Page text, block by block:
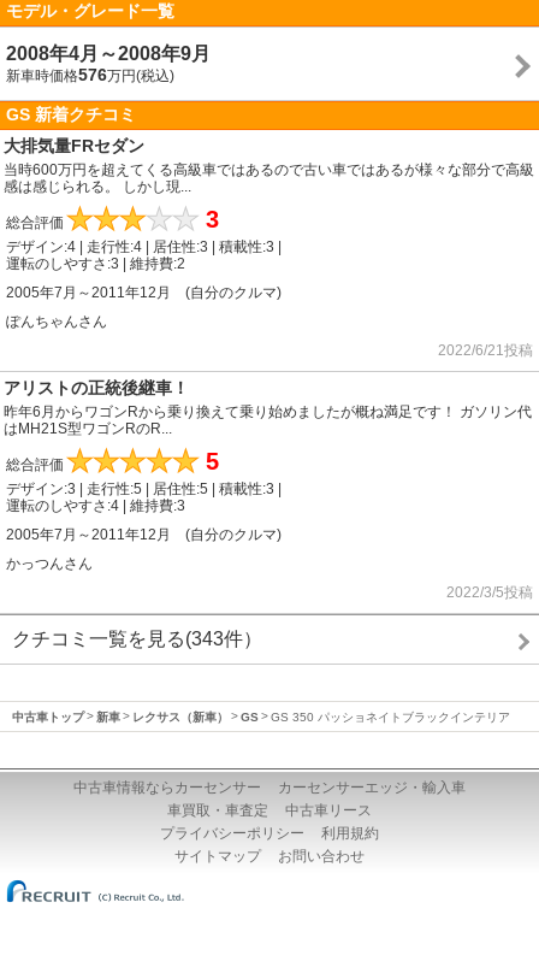
モデル・グレード一覧
2008年4月～2008年9月
新車時価格576万円(税込)
GS 新着クチコミ
大排気量FRセダン
当時600万円を超えてくる高級車ではあるので古い車ではあるが様々な部分で高級
感は感じられる。 しかし現...
総合評価 ★★★★★ 3
デザイン:4 | 走行性:4 | 居住性:3 | 積載性:3 |
運転のしやすさ:3 | 維持費:2
2005年7月～2011年12月 (自分のクルマ)
ぽんちゃんさん
2022/6/21投稿
アリストの正統後継車！
昨年6月からワゴンRから乗り換えて乗り始めましたが概ね満足です！ ガソリン代
はMH21S型ワゴンRのR...
総合評価 ★★★★★ 5
デザイン:3 | 走行性:5 | 居住性:5 | 積載性:3 |
運転のしやすさ:4 | 維持費:3
2005年7月～2011年12月 (自分のクルマ)
かっつんさん
2022/3/5投稿
クチコミ一覧を見る(343件）
中古車トップ 新車 レクサス（新車） GS GS 350 パッショネイトブラックインテリア
中古車情報ならカーセンサー
カーセンサーエッジ・輸入車
車買取・車査定
中古車リース
プライバシーポリシー
利用規約
サイトマップ
お問い合わせ